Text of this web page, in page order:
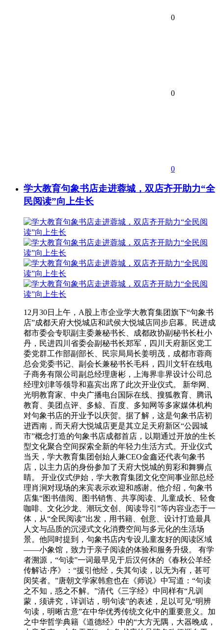
0
0
0
学大教育句象书店走进蓉城，双店齐开助力“全
民阅读”向上生长
12月30日上午，A股上市企业学大教育集团旗下“句象书
店”成都天府大悦城店和武侯大悦城店同步启幕。民进成
都市委会专职副主委兼秘书长、成都政协副秘书长杜小
丹，民进四川省委会副秘书长郑军，四川天府新区党工
委党群工作部副部长、民宗局局长姜明茂，成都市蓉商
总会党委书记、副会长兼秘书长毛科，四川文轩在线电
子商务有限公司副总经理唐彬，上海界非界设计公司总
经理刘津等领导和嘉宾出席了此次开业仪式。 新华网、
光明教育家、中央广播电台国际在线、搜狐教育、腾讯
教育、美团点评、多鲸、百度、多知网等多家媒体机构
对句象书店的开业予以庆贺。据了解，这是句象书店初
进西南，而天府大悦城店更是其立足天府新区“公园城
市”概念打造的句象书店成都首店，以期通过开放的生长
型文化聚合空间探索全新的年轻力生活方式。开业仪式
当天，学大教育集团创始人兼CEO金鑫还代表句象书
店，以主力店的身份参加了天府大悦城的剪彩和舞狮点
睛。 开业仪式伊始，学大教育集团文化空间事业部总经
理肖涧对现场的来宾表示欢迎和感谢。他介绍，句象书
店集“图书借阅、图书销售、共享阅读、儿童成长、轻食
咖啡、文化沙龙、潮玩文创、阅读导引”等内容业态于一
体，从“全民阅读”出发，用书籍、创意、设计打造最具
人文与品质的沉浸式文化消费空间与多元化的生活场
景。他同时提到，句象书店内专设儿童友好的阅读区域
——小象馆，致力于亲子阅读的体验和服务升级。 有学
者溯源，“句读”一词最早见于后汉何休的《春秋公羊经
传解诂·序》：“援引他经，失其句读，以无为有，甚可
闵笑者。”唐朝文学家韩愈也在《师说》中写道：“句读
之不知，惑之不解。”清代《三字经》中同样有“凡训
蒙，须讲究，详训诂，明句读”的表述，足以可见“明辨
句读，明晰古意”在中华优秀传统文化中的重要意义。加
之中华哲学典籍《道德经》中的“大方无隅，大器晚成，